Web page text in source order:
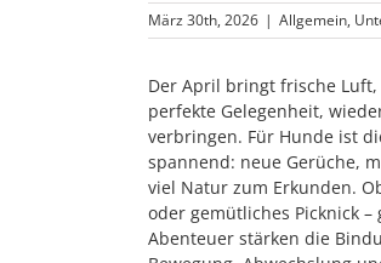
März 30th, 2026 | Allgemein,
Der April bringt frische
perfekte Gelegenheit,
verbringen. Für Hunde ist
spannend: neue Gerüche,
viel Natur zum Erkunden.
oder gemütliches Picknick
Abenteuer stärken die